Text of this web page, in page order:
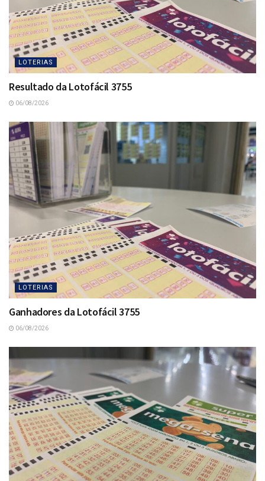
LOTERIAS
Resultado da Lotofácil 3755
06/08/2026
LOTERIAS
Ganhadores da Lotofácil 3755
06/08/2026